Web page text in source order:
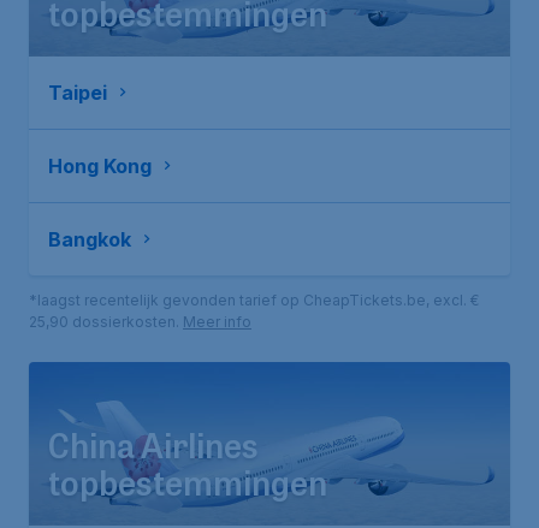
topbestemmingen
Taipei
Hong Kong
Bangkok
*laagst recentelijk gevonden tarief op CheapTickets.be, excl. €
25,90 dossierkosten. Meer info
China Airlines
topbestemmingen